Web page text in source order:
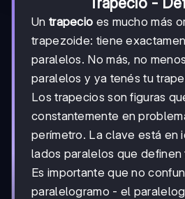
Un trapecio es mucho más
trapezoide: tiene
paralelos. No más, no
paralelos y ya tenés tu
Los trapecios son figuras
constantemente en
perímetro. La clave está en
lados paralelos que definen
Es importante que no
paralelogramo - el